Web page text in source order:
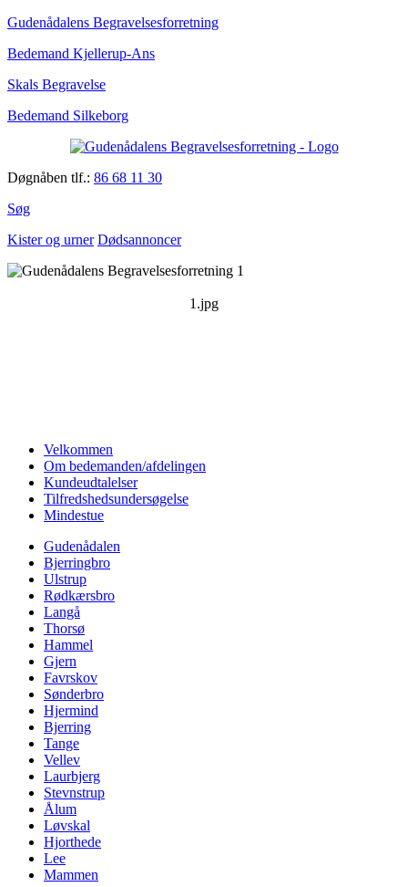
Gudenådalens Begravelsesforretning
Bedemand Kjellerup-Ans
Skals Begravelse
Bedemand Silkeborg
Døgnåben tlf.: 86 68 11 30
Søg
Kister og urner Dødsannoncer
1.jpg
Velkommen
Om bedemanden/afdelingen
Kundeudtalelser
Tilfredshedsundersøgelse
Mindestue
Gudenådalen
Bjerringbro
Ulstrup
Rødkærsbro
Langå
Thorsø
Hammel
Gjern
Favrskov
Sønderbro
Hjermind
Bjerring
Tange
Vellev
Laurbjerg
Stevnstrup
Ålum
Løvskal
Hjorthede
Lee
Mammen